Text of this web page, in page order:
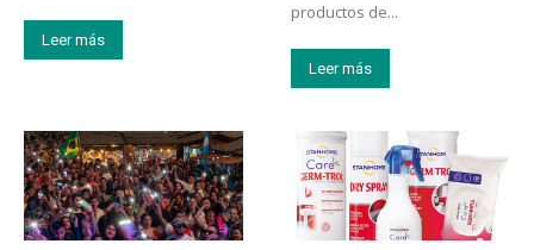
Leer más
productos de...
Leer más